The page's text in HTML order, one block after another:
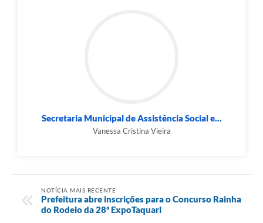
Secretaria Municipal de Assistência Social e...
Vanessa Cristina Vieira
NOTÍCIA MAIS RECENTE
Prefeitura abre inscrições para o Concurso Rainha
do Rodeio da 28ª ExpoTaquari